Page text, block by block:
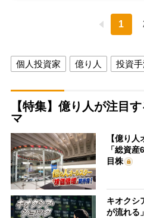
1
個人投資家 億り人 投資
【特集】億り人が注目
マ
【億り
「総資
目株
キオクシ
が流れる